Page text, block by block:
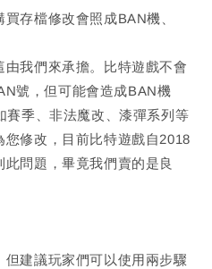
存檔修改會照成BAN機、
我們來承擔。比特遊戲不會
號，但可能會造成BAN機
賽季、非法魔改、漆彈系列等
修改，目前比特遊戲自2018
問題，畢竟我們賣的是良
建議玩家們可以使用兩步驟